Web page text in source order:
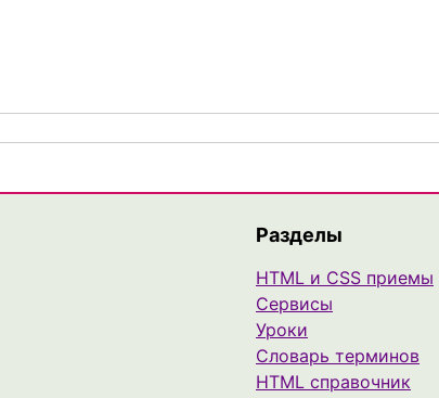
Разделы
HTML и CSS приемы
Сервисы
Уроки
Cловарь терминов
HTML справочник